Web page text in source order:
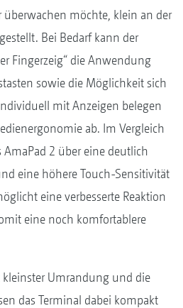
möchte, klein an der
Bei Bedarf kann der
Fingerzeig“ die Anwendung
sowie die Möglichkeit sich
mit Anzeigen belegen
ab. Im Vergleich
2 über eine deutlich
eine höhere Touch-Sensitivität
eine verbesserte Reaktion
eine noch komfortablere
Umrandung und die
das Terminal dabei kompakt